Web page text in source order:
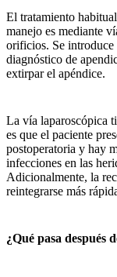
El tratamiento
manejo es mediante
orificios. Se introduce
diagnóstico de
extirpar el apéndice.
La vía laparoscópica
es que el paciente
postoperatoria y hay
infecciones en las
Adicionalmente, la
reintegrarse más
¿Qué pasa después